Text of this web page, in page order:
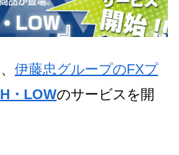
伊藤忠グループのFXプ
・LOWのサービスを開